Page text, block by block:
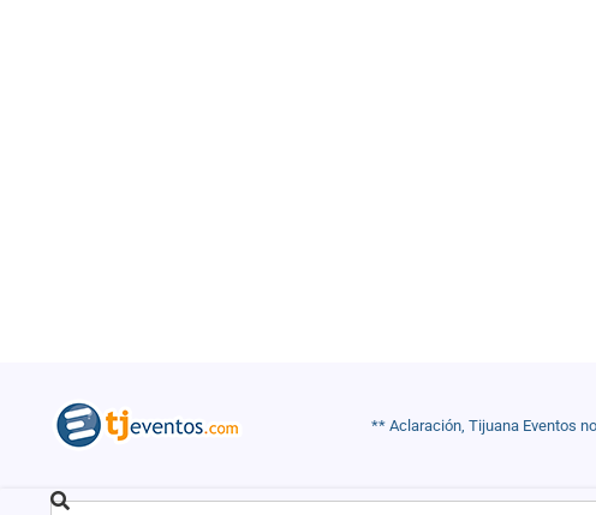
** Aclaración, Tijuana Eventos